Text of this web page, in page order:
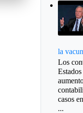
la
Los
casos
...